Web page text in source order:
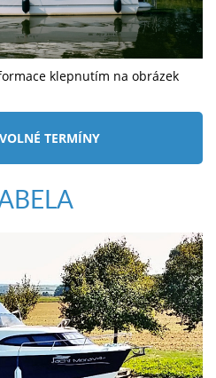
klepnutím na obrázek
TERMÍNY